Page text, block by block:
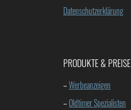
Datenschutzerklärung
PRODUKTE & PREISE
–Werbeanzeigen
– Oldtimer Spezialisten